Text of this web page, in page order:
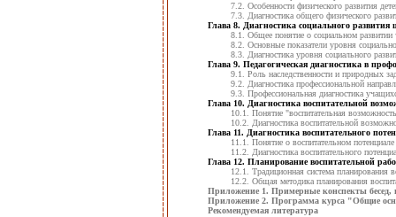
7.2. Особенности физического развития
7.3. Диагностика общего физического
Глава 8. Диагностика социального развития
8.1. Общее понятие о социальном развитии
8.2. Основные показатели уровня
8.3. Диагностика уровня социального
Глава 9. Педагогическая диагностика в
9.1. Роль наследственности и природных
9.2. Диагностика профессиональной
9.3. Профессиональная диагностика
Глава 10. Диагностика воспитательной
10.1. Понятие "воспитательная
10.2. Диагностика воспитательной
Глава 11. Диагностика воспитательного
11.1. Понятие о воспитательном
11.2. Диагностика воспитательного
Глава 12. Планирование воспитательной
12.1. Традиционная система планирования
12.2. Общая методика планирования
Приложение 1. Примерные конспекты бесед,
Приложение 2. Программа курса "Общие
Рекомендуемая литература